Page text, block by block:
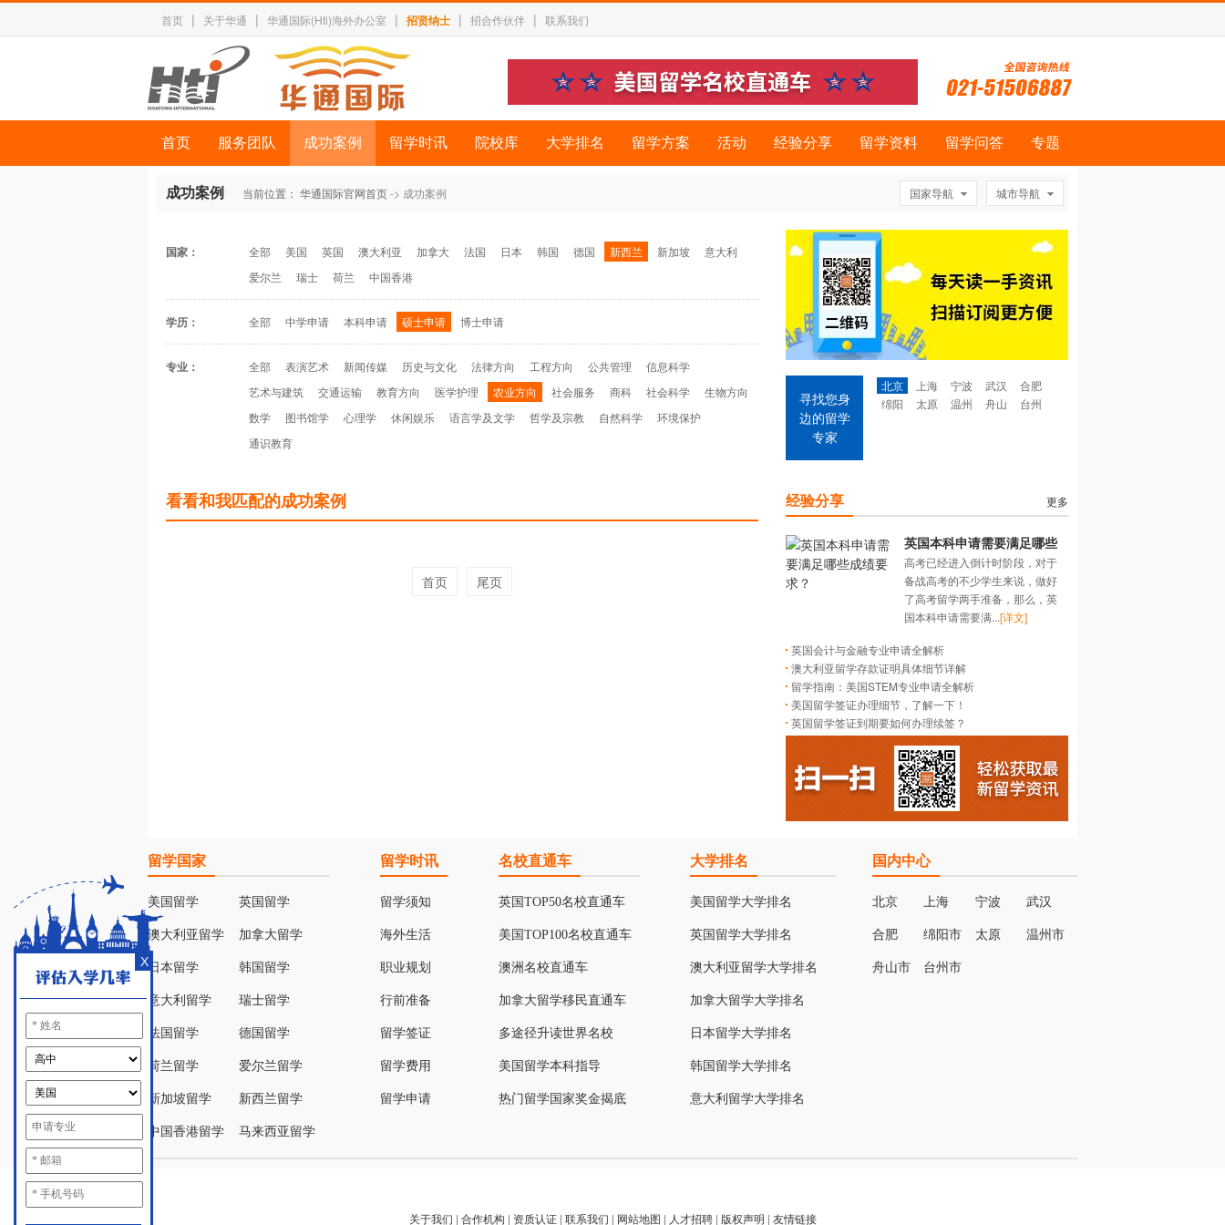
首页 | 关于华通 | 华通国际(Hti)海外办公室 | 招贤纳士 | 招合作伙伴 | 联系我们
首页 服务团队 成功案例 留学时讯 院校库 大学排名 留学方案 活动 经验分享 留学资料 留学问答 专题
成功案例 国家导航 城市导航
当前位置： 华通国际官网首页-> 成功案例
国家： 全部 美国 英国 澳大利亚 加拿大 法国 日本 韩国 德国 新西兰 新加坡
意大利
爱尔兰
瑞士 荷兰 中国香港
学历： 全部 中学申请 本科申请 硕士申请 博士申请
专业： 全部 表演艺术 新闻传媒 历史与文化 法律方向 工程方向 公共管理
信息科学
艺术与建筑
交通运输 教育方向 医学护理 农业方向 社会服务 商科 社会科学
生物方向
数学
图书馆学 心理学 休闲娱乐 语言学及文学 哲学及宗教 自然科学
环境保护
通识教育
看看和我匹配的成功案例
首页 尾页
寻找您身
边的留学
专家
北京 上海 宁波 武汉
合肥
绵阳
太原 温州 舟山 台州
经验分享 更多
英国本科申请需要满足哪些
成绩要求？
高考已经进入倒计时阶段，对于
备战高考的不少学生来说，做好
了高考留学两手准备，那么，英
国本科申请需要满...[详文]
英国会计与金融专业申请全解析
澳大利亚留学存款证明具体细节详解
留学指南：美国STEM专业申请全解析
美国留学签证办理细节，了解一下！
英国留学签证到期要如何办理续签？
X
留学国家
美国留学 英国留学
澳大利亚留学 加拿大留学
日本留学 韩国留学
意大利留学 瑞士留学
法国留学 德国留学
荷兰留学 爱尔兰留学
新加坡留学 新西兰留学
中国香港留学 马来西亚留学
留学时讯
留学须知
海外生活
职业规划
行前准备
留学签证
留学费用
留学申请
名校直通车
英国TOP50名校直通车
美国TOP100名校直通车
澳洲名校直通车
加拿大留学移民直通车
多途径升读世界名校
美国留学本科指导
热门留学国家奖金揭底
大学排名
美国留学大学排名
英国留学大学排名
澳大利亚留学大学排名
加拿大留学大学排名
日本留学大学排名
韩国留学大学排名
意大利留学大学排名
国内中心
北京 上海 宁波 武汉
合肥 绵阳市 太原 温州市
舟山市 台州市
关于我们 | 合作机构 | 资质认证| 联系我们 | 网站地图 | 人才招聘| 版权声明 | 友情链接